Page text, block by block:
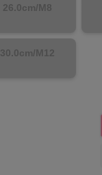
26.0cm/M8
30.0cm/M12